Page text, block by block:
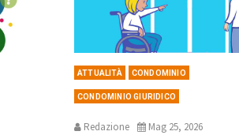
ATTUALITÀ CONDOMINIO
CONDOMINIO GIURIDICO
Redazione Mag 25, 2026